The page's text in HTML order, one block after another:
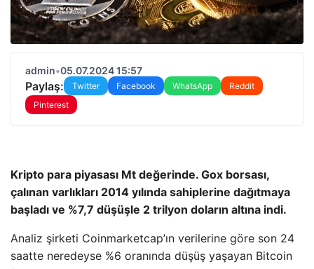
admin•05.07.2024 15:57
Paylaş: Twitter Facebook WhatsApp
Reddit
Pinterest
Kripto para piyasası Mt değerinde. Gox borsası,
çalınan varlıkları 2014 yılında sahiplerine dağıtmaya
başladı ve %7,7 düşüşle 2 trilyon doların altına indi.
Analiz şirketi Coinmarketcap’ın verilerine göre son 24
saatte neredeyse %6 oranında düşüş yaşayan Bitcoin